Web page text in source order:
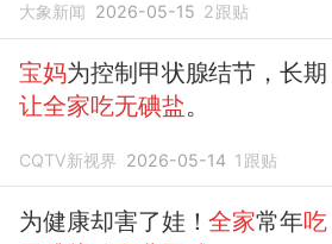
饮食，宝宝长期碘饥饿
大象新闻 2026-05-15 2跟贴
宝妈为控制甲状腺结节，长期
让全家吃无碘盐。
CQTV新视界 2026-05-14 1 跟贴
为健康却害了娃！全家常年吃